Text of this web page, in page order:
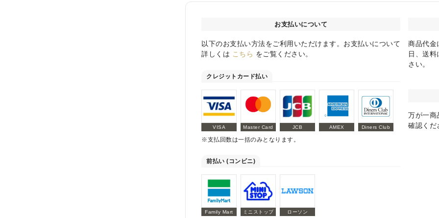
お支払いについて
以下のお支払い方法をご利用いただけます。お支払いについて
詳しくは こちら をご覧ください。
クレジットカード払い
VISA Master Card JCB AMEX Diners Club
※支払回数は一括のみとなります。
前払い (コンビニ)
Family Mart ミニストップ ローソン
商品代金
日、送
さい。
万が一商
確認くだ